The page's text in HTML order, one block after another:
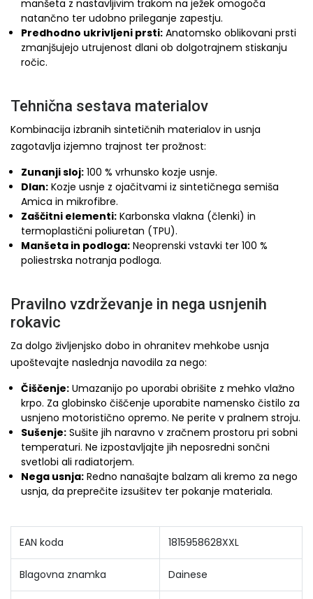
manšeta z nastavljivim trakom na ježek omogoča
natančno ter udobno prileganje zapestju.
Predhodno ukrivljeni prsti: Anatomsko oblikovani prsti
zmanjšujejo utrujenost dlani ob dolgotrajnem stiskanju
ročic.
Tehnična sestava materialov
Kombinacija izbranih sintetičnih materialov in usnja
zagotavlja izjemno trajnost ter prožnost:
Zunanji sloj: 100 % vrhunsko kozje usnje.
Dlan: Kozje usnje z ojačitvami iz sintetičnega semiša
Amica in mikrofibre.
Zaščitni elementi: Karbonska vlakna (členki) in
termoplastični poliuretan (TPU).
Manšeta in podloga: Neoprenski vstavki ter 100 %
poliestrska notranja podloga.
Pravilno vzdrževanje in nega usnjenih
rokavic
Za dolgo življenjsko dobo in ohranitev mehkobe usnja
upoštevajte naslednja navodila za nego:
Čiščenje: Umazanijo po uporabi obrišite z mehko vlažno
krpo. Za globinsko čiščenje uporabite namensko čistilo za
usnjeno motoristično opremo. Ne perite v pralnem stroju.
Sušenje: Sušite jih naravno v zračnem prostoru pri sobni
temperaturi. Ne izpostavljajte jih neposredni sončni
svetlobi ali radiatorjem.
Nega usnja: Redno nanašajte balzam ali kremo za nego
usnja, da preprečite izsušitev ter pokanje materiala.
EAN koda 1815958628XXL
Blagovna znamka Dainese